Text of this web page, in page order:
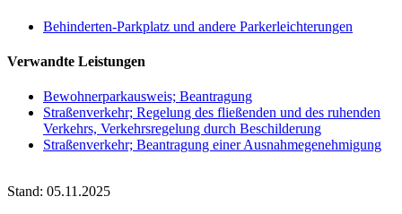
Behinderten-Parkplatz und andere Parkerleichterungen
Verwandte Leistungen
Bewohnerparkausweis; Beantragung
Straßenverkehr; Regelung des fließenden und des ruhenden
Verkehrs, Verkehrsregelung durch Beschilderung
Straßenverkehr; Beantragung einer Ausnahmegenehmigung
Stand: 05.11.2025